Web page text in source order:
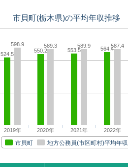
市貝町(栃木県)の平均年収推移
524.5
550.2 553.5 564.4
598.9 589.3 589.9 587.4
市貝町 地方公務員(市区町村)平均年収
2019年 2020年 2021年 2022年